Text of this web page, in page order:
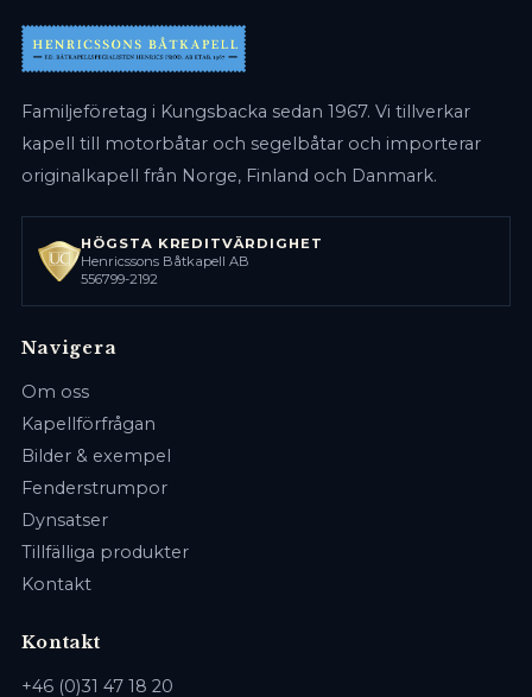
Familjeföretag i Kungsbacka sedan 1967. Vi tillverkar
kapell till motorbåtar och segelbåtar och importerar
originalkapell från Norge, Finland och Danmark.
HÖGSTA KREDITVÄRDIGHET
Henricssons Båtkapell AB
556799-2192
Navigera
Om oss
Kapellförfrågan
Bilder & exempel
Fenderstrumpor
Dynsatser
Tillfälliga produkter
Kontakt
Kontakt
+46 (0)31 47 18 20